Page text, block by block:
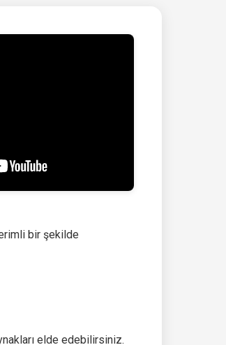
bir şekilde
elde edebilirsiniz.